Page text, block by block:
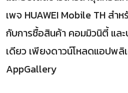
เพจ HUAWEI Mobile TH สำ
กับการซื้อสินค้า คอมมิวนิตี้ แล
เดียว เพียงดาวน์โหลดแอปพลิ
AppGallery